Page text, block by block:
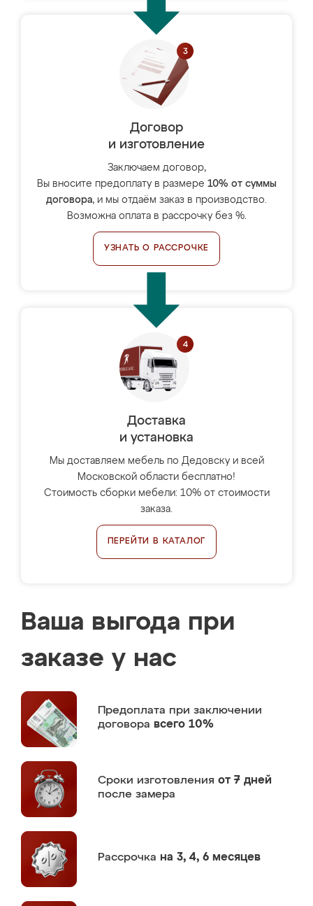
Договор
и изготовление
Заключаем договор,
Вы вносите предоплату в размере 10% от суммы
договора, и мы отдаём заказ в производство.
Возможна оплата в рассрочку без %.
УЗНАТЬ О РАССРОЧКЕ
Доставка
и установка
Мы доставляем мебель по Дедовску и всей
Московской области бесплатно!
Стоимость сборки мебели: 10% от стоимости
заказа.
ПЕРЕЙТИ В КАТАЛОГ
Ваша выгода при
заказе у нас
Предоплата при заключении
договора всего 10%
Сроки изготовления от 7 дней
после замера
Рассрочка на 3, 4, 6 месяцев